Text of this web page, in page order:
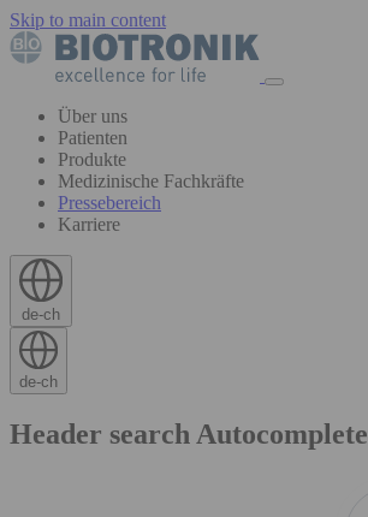
Skip to main content
Über uns
Patienten
Produkte
Medizinische Fachkräfte
Pressebereich
Karriere
de-ch
de-ch
Header search Autocomplete